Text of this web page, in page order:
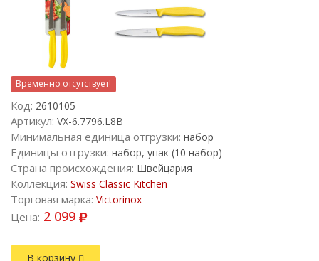
Временно отсутствует!
Код: 2610105
Артикул: VX-6.7796.L8B
Минимальная единица отгрузки: набор
Единицы отгрузки: набор, упак (10 набор)
Страна происхождения: Швейцария
Коллекция: Swiss Classic Kitchen
Торговая марка: Victorinox
Цена: 2 099
В корзину